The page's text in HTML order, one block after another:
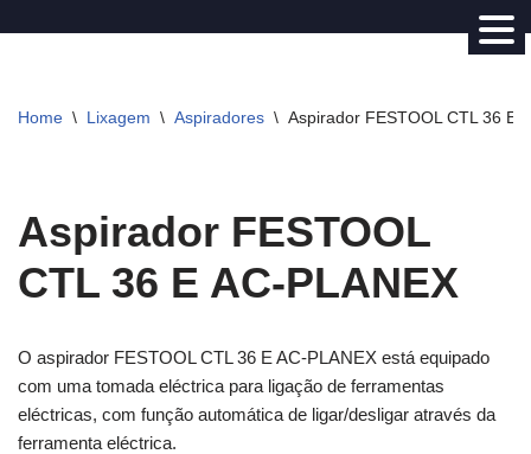
o
Home \ Lixagem \ Aspiradores \ Aspirador FESTOOL CTL 36 E
Aspirador FESTOOL
CTL 36 E AC-PLANEX
O aspirador FESTOOL CTL 36 E AC-PLANEX está equipado
com uma tomada eléctrica para ligação de ferramentas
eléctricas, com função automática de ligar/desligar através da
ferramenta eléctrica.